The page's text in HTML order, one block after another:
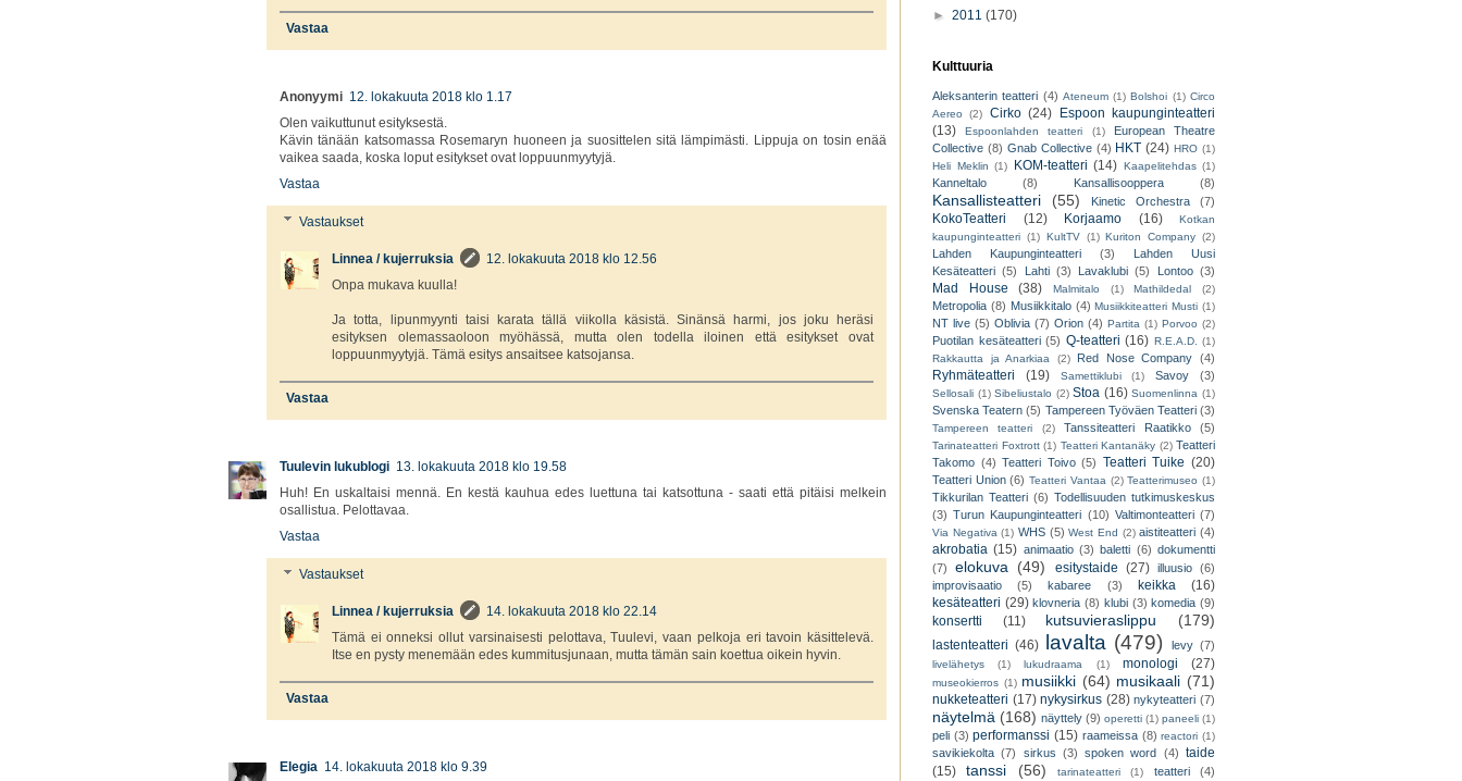
Vastaa
Anonyymi 12. lokakuuta 2018 klo 1.17
Olen vaikuttunut esityksestä.
Kävin tänään katsomassa Rosemaryn huoneen ja suosittelen sitä lämpimästi. Lippuja on tosin enää
vaikea saada, koska loput esitykset ovat loppuunmyytyjä.
Vastaa
Vastaukset
Linnea / kujerruksia
12. lokakuuta 2018 klo 12.56
Onpa mukava kuulla!
Ja totta, lipunmyynti taisi karata tällä viikolla käsistä. Sinänsä harmi, jos joku heräsi
esityksen olemassaoloon myöhässä, mutta olen todella iloinen että esitykset ovat
loppuunmyytyjä. Tämä esitys ansaitsee katsojansa.
Vastaa
Tuulevin lukublogi 13. lokakuuta 2018 klo 19.58
Huh! En uskaltaisi mennä. En kestä kauhua edes luettuna tai katsottuna - saati että pitäisi melkein
osallistua. Pelottavaa.
Vastaa
Vastaukset
Linnea / kujerruksia
14. lokakuuta 2018 klo 22.14
Tämä ei onneksi ollut varsinaisesti pelottava, Tuulevi, vaan pelkoja eri tavoin käsittelevä.
Itse en pysty menemään edes kummitusjunaan, mutta tämän sain koettua oikein hyvin.
Vastaa
Elegia 14. lokakuuta 2018 klo 9.39
► 2011 (170)
Kulttuuria
Aleksanterin teatteri (4) Ateneum (1) Bolshoi (1) Circo
Aereo
(2) Cirko (24)
Espoon kaupunginteatteri
(13)
Espoonlahden teatteri (1)
European Theatre
Collective (8) Gnab Collective (4) HKT (24) HRO (1)
Heli Meklin (1) KOM-teatteri (14) Kaapelitehdas (1)
Kanneltalo (8) Kansallisooppera (8)
Kansallisteatteri (55) Kinetic Orchestra (7)
KokoTeatteri (12) Korjaamo (16)
Kotkan
kaupunginteatteri (1) KultTV (1) Kuriton Company (2)
Lahden Kaupunginteatteri (3)
Lahden Uusi
Kesäteatteri (5) Lahti (3) Lavaklubi (5) Lontoo (3)
Mad House (38) Malmitalo (1) Mathildedal (2)
Metropolia (8) Musiikkitalo (4) Musiikkiteatteri Musti (1)
NT live (5) Oblivia (7) Orion (4) Partita (1) Porvoo (2)
Puotilan kesäteatteri (5) Q-teatteri (16) R.E.A.D. (1)
Rakkautta ja Anarkiaa
(2) Red Nose Company (4)
Ryhmäteatteri (19) Samettiklubi (1) Savoy (3)
Sellosali (1) Sibeliustalo (2) Stoa (16) Suomenlinna (1)
Svenska Teatern (5) Tampereen Työväen Teatteri (3)
Tampereen teatteri (2) Tanssiteatteri Raatikko (5)
Tarinateatteri Foxtrott (1) Teatteri Kantanäky (2) Teatteri
Takomo (4) Teatteri Toivo (5) Teatteri Tuike (20)
Teatteri Union (6) Teatteri Vantaa (2) Teatterimuseo (1)
Tikkurilan Teatteri (6) Todellisuuden tutkimuskeskus
(3) Turun Kaupunginteatteri (10) Valtimonteatteri (7)
Via Negativa (1) WHS (5) West End (2) aistiteatteri (4)
akrobatia (15) animaatio (3) baletti (6) dokumentti
(7)
elokuva (49) esitystaide (27) illuusio (6)
improvisaatio
(5) kabaree (3) keikka
(16)
kesäteatteri (29) klovneria (8) klubi (3) komedia (9)
konsertti (11) kutsuvieraslippu (179)
lastenteatteri (46) lavalta (479) levy (7)
livelähetys (1) lukudraama (1) monologi (27)
museokierros (1) musiikki (64) musikaali (71)
nukketeatteri (17) nykysirkus (28) nykyteatteri (7)
näytelmä (168) näyttely (9) operetti (1) paneeli (1)
peli (3) performanssi (15) raameissa (8) reactori (1)
savikiekolta (7) sirkus (3) spoken word (4) taide
(15)
tanssi (56) tarinateatteri (1) teatteri (4)